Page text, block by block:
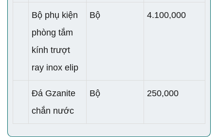
Bộ phụ kiện
phòng tắm
kính trượt
ray inox elip
Bộ 4.100,000
Đá Gzanite
chắn nước
Bộ 250,000